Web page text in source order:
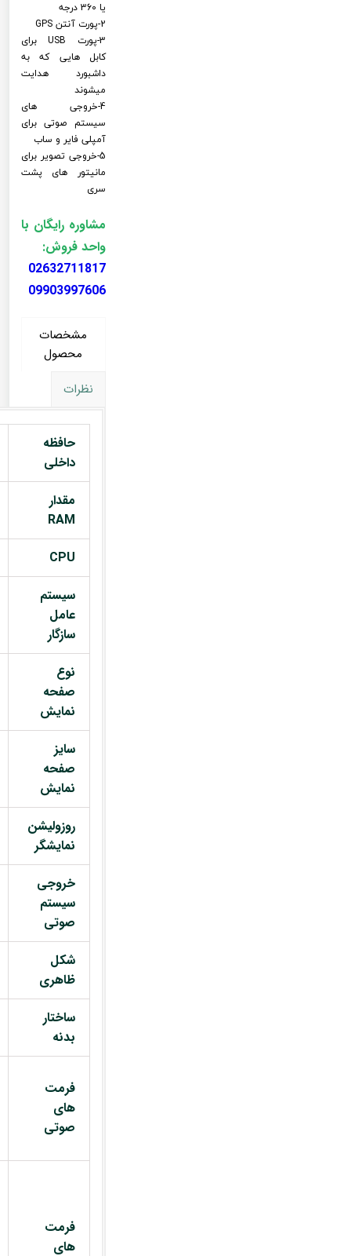
یا 360 درجه
2-پورت آنتن GPS
3-پورت USB برای
کابل هایی که به
داشبورد هدایت
میشوند
4-خروجی های
سیستم صوتی برای
آمپلی فایر و ساب
5-خروجی تصویر برای
مانیتور های پشت
سری
مشاوره رایگان با
واحد فروش:
02632711817
09903997606
مشخصات
محصول
نظرات
حافظه
داخلی
مقدار
RAM
CPU
سیستم
عامل
سازگار
نوع
صفحه
نمایش
سایز
صفحه
نمایش
روزولیشن
نمایشگر
خروجی
سیستم
صوتی
شکل
ظاهری
ساختار
بدنه
فرمت
های
صوتی
فرمت
های